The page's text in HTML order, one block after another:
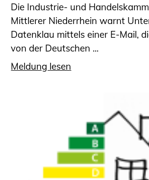
Die Industrie- und
Mittlerer Niederrhein warnt
Datenklau mittels einer E-Mail,
von der Deutschen ...
Meldung lesen